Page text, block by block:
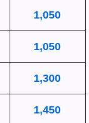
1,050
1,050
1,300
1,450